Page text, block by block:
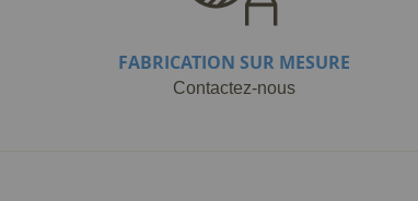
FABRICATION SUR MESURE
Contactez-nous